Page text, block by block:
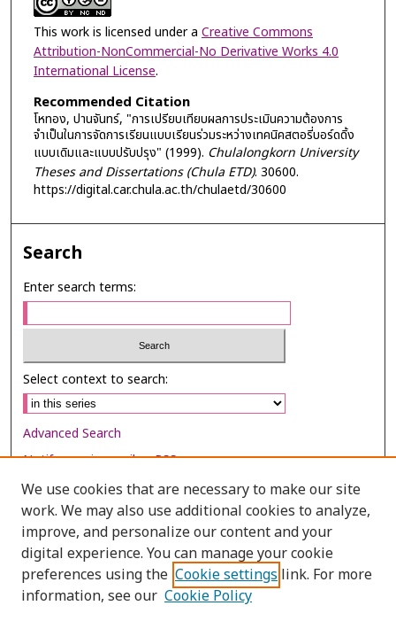
This work is licensed under a Creative Commons
Attribution-NonCommercial-No Derivative Works 4.0
International License.
Recommended Citation
โหทอง, ปานจันทร์, "การเปรียบเทียบผลการประเมินความต้องการ
จำเป็นในการจัดการเรียนแบบเรียนร่วมระหว่างเทคนิคสตอรี่บอร์ดดิ้ง
แบบเดิมและแบบปรับปรุง" (1999). Chulalongkorn University
Theses and Dissertations (Chula ETD). 30600.
https://digital.car.chula.ac.th/chulaetd/30600
Search
Enter search terms:
Select context to search:
Advanced Search
Notify me via email orRSS
Browse
Collections
Disciplines
Authors
We use cookies that are necessary to make our site
work. We may also use additional cookies to analyze,
improve, and personalize our content and your
digital experience. You can manage your cookie
preferences using the Cookie settings link. For more
information, see our Cookie Policy